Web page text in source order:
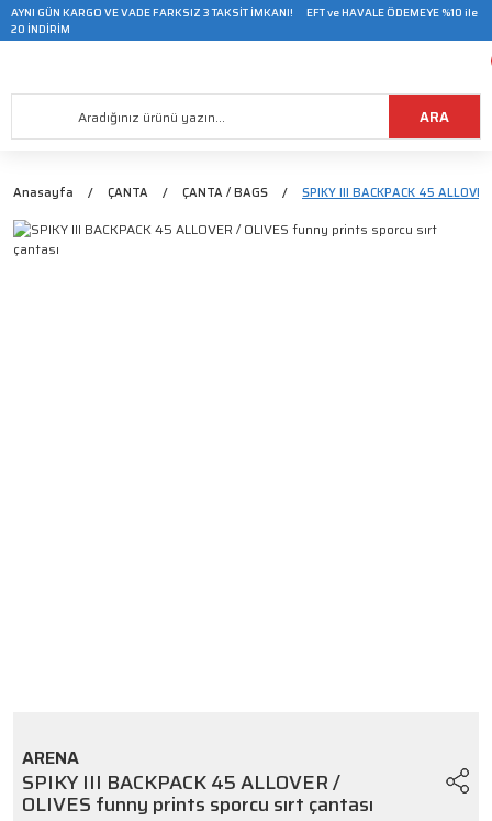
AYNI GÜN KARGO VE VADE FARKSIZ 3 TAKSİT İMKANI! EFT ve HAVALE ÖDEMEYE %10 ile
20 İNDİRİM
ARA
Anasayfa ÇANTA ÇANTA / BAGS SPIKY III BACKPACK 45
ARENA
SPIKY III BACKPACK 45 ALLOVER /
OLIVES funny prints sporcu sırt çantası